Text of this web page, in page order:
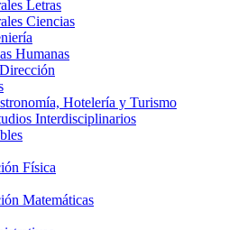
Letras
Ciencias
Humanas
Hotelería y Turismo
Interdisciplinarios
Física
Matemáticas